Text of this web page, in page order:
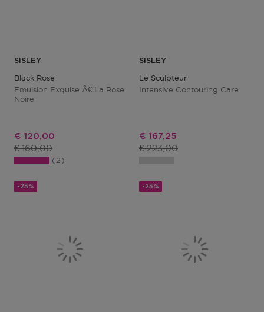
SISLEY
Black Rose
Emulsion Exquise Ã€ La Rose
Noire
Kortingsprijs
€ 120,00
Productprijs
€ 160,00
2
SISLEY
Le Sculpteur
Intensive Contouring Care
Kortingsprijs
€ 167,25
Productprijs
€ 223,00
-25% -25%